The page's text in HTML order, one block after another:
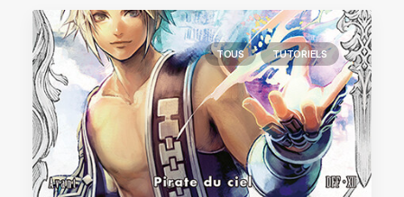
TOUS TUTORIELS